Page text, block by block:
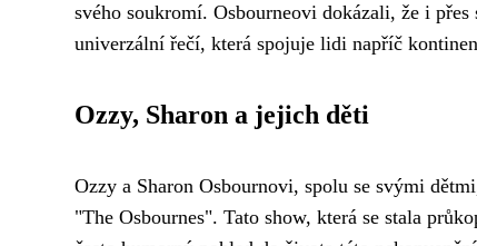
svého soukromí. Osbourneovi dokázali, že i
univerzální řečí, která spojuje lidi napříč
Ozzy, Sharon a jejich děti
Ozzy a Sharon Osbournovi, spolu se svými
"The Osbournes". Tato show, která se stala